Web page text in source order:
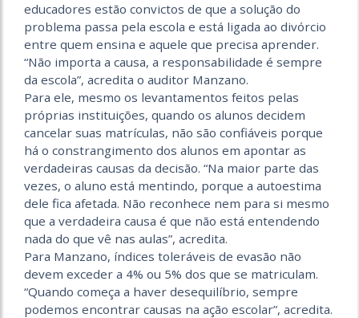
educadores estão convictos de que a solução do
problema passa pela escola e está ligada ao divórcio
entre quem ensina e aquele que precisa aprender.
“Não importa a causa, a responsabilidade é sempre
da escola”, acredita o auditor Manzano.
Para ele, mesmo os levantamentos feitos pelas
próprias instituições, quando os alunos decidem
cancelar suas matrículas, não são confiáveis porque
há o constrangimento dos alunos em apontar as
verdadeiras causas da decisão. “Na maior parte das
vezes, o aluno está mentindo, porque a autoestima
dele fica afetada. Não reconhece nem para si mesmo
que a verdadeira causa é que não está entendendo
nada do que vê nas aulas”, acredita.
Para Manzano, índices toleráveis de evasão não
devem exceder a 4% ou 5% dos que se matriculam.
“Quando começa a haver desequilíbrio, sempre
podemos encontrar causas na ação escolar”, acredita.